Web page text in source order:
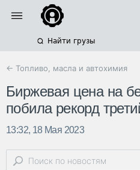
Найти грузы
← Топливо, масла и автохимия
Биржевая цена на
побила рекорд
13:32, 18 Мая 2023